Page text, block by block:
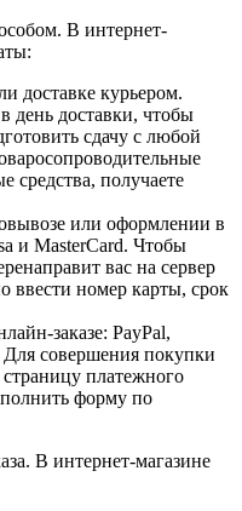
В интернет-
доставке курьером.
день доставки, чтобы
сдачу с любой
средства, получаете
или оформлении в
и MasterCard. Чтобы
вас на сервер
ввести номер карты, срок
заказе: PayPal,
совершения покупки
платежного
форму по
В интернет-магазине